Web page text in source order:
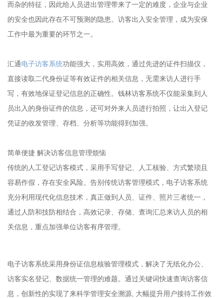
而杂的特征，因此给人员进出管理带来了一定的难度，企业与企业
的安全也因此存在不可预测的隐患。访客出入安全管理，成为安保
工作中最为重要的环节之一。
汇通电子访客系统功能强大，实用高效，通过先进的证件扫描仪，
直接读取二代身份证等有效证件的相关信息，无需来访人进行手
写，有效地保证登记信息的正确性。钱林访客系统不仅能采集到人
员出入的身份证件的信息，还可对外来人员进行拍照，让出入登记
凭证的收发管理、存档、分析等功能得到加强。
简单便捷 解决访客信息管理烦恼
传统的人工登记访客模式，采用手写登记、人工核验、方式繁琐且
容易作假，存在安全风险。告别传统访客管理模式，电子访客系统
充分利用现代化信息技术，真正做到人员、证件、照片三者统一，
通过人防和技防相结合，高效记录、存储、查询汇总来访人员的相
关信息，重点加强单位访客有序管理。
电子访客系统采用身份证信息核验管理模式，解决了无纸化办公、
访客实名登记、数据统一管理的难题。通过关键词快速查询访客信
息，创新性的实现了来科学管理安全溯源, 大幅提升用户接待工作效